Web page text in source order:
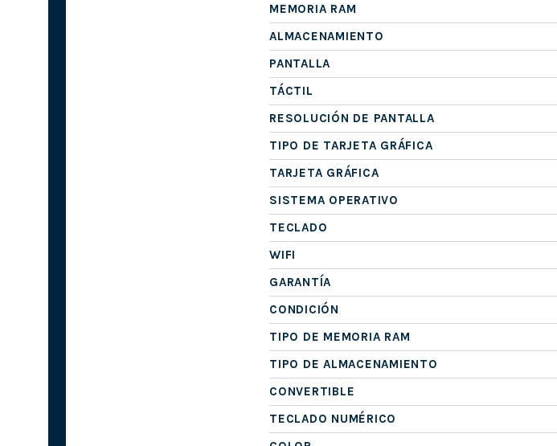
MEMORIA RAM
ALMACENAMIENTO
PANTALLA
TÁCTIL
RESOLUCIÓN DE PANTALLA
TIPO DE TARJETA GRÁFICA
TARJETA GRÁFICA
SISTEMA OPERATIVO
TECLADO
WIFI
GARANTÍA
CONDICIÓN
TIPO DE MEMORIA RAM
TIPO DE ALMACENAMIENTO
CONVERTIBLE
TECLADO NUMÉRICO